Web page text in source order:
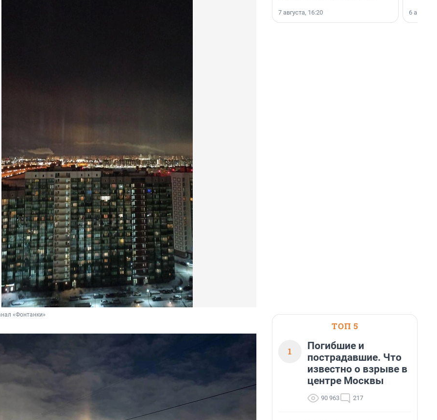
«Фонтанки»
7 августа, 16:20 6
ТОП 5
1
Погибшие и
пострадавшие. Что
известно о взрыве в
центре Москвы
90 963 217